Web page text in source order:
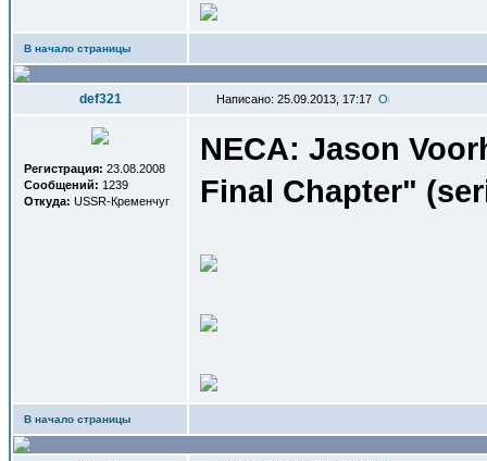
В начало страницы
def321 Написано: 25.09.2013, 17:17
Регистрация: 23.08.2008
Сообщений: 1239
Откуда: USSR-Кременчуг
NECA: Jason
Final Chapter"
В начало страницы